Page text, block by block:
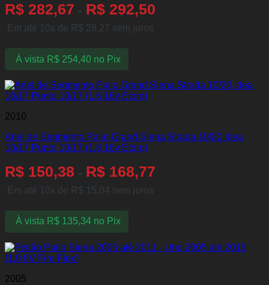
R$ 282,67 - R$ 292,50
Em até 10x de R$ 28,27 sem juros
À vista R$254,40 no Pix
2010
Anel de Segmento Palio Grand Siena Strada 10/20 Idea
10/17 Punto 10/17 (1.6 16v Etorq)
R$ 150,38 - R$ 168,77
Em até 10x de R$ 15,04 sem juros
À vista R$135,34 no Pix
2005